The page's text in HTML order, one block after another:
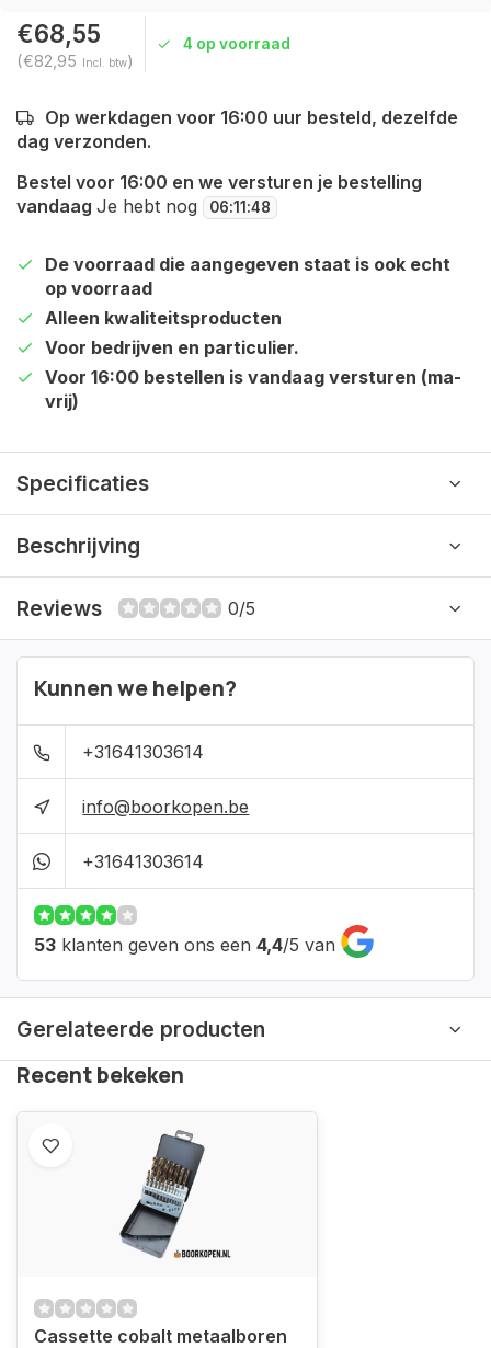
€68,55
(€82,95 Incl. btw)
4 op voorraad
Op werkdagen voor 16:00 uur besteld, dezelfde
dag verzonden.
Bestel voor 16:00 en we versturen je bestelling
vandaag Je hebt nog 06:11 :47
De voorraad die aangegeven staat is ook echt
op voorraad
Alleen kwaliteitsproducten
Voor bedrijven en particulier.
Voor 16:00 bestellen is vandaag versturen (ma-
vrij)
Specificaties
Beschrijving
Reviews 0/5
Kunnen we helpen?
+31641303614
info@boorkopen.be
+31641303614
53 klanten geven ons een 4,4/5 van
Gerelateerde producten
Recent bekeken
Cassette cobalt metaalboren